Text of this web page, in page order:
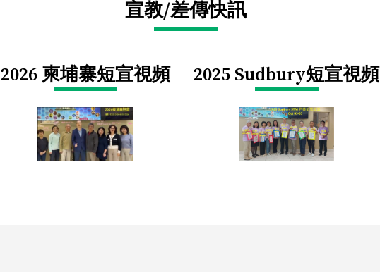
宣教/差傳快訊
2026 柬埔寨短宣視頻 2025 Sudbury短宣視頻